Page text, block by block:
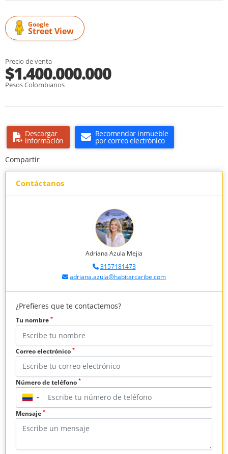
Google
Street View
Precio de venta
$1.400.000.000
Pesos Colombianos
Descargar
información
Recomendar inmueble
por correo electrónico
Compartir
Contáctanos
Adriana Azula Mejia
3157181473
adriana.azula@habitarcaribe.com
¿Prefieres que te contactemos?
Tu nombre *
Correo electrónico *
Número de teléfono *
▼
Mensaje *